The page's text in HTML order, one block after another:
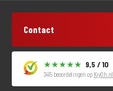
Contact
9,5 / 10
3415 beoordelingen op KiyOh.nl